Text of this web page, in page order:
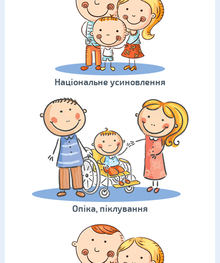
Національне усиновлення
Опіка, піклування